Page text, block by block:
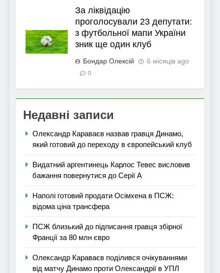
За ліквідацію
проголосували 23 депутати:
з футбольної мапи України
зник ще один клуб
Бондар Олексій 6 місяців ago
0
Недавні записи
Олександр Караваєв назвав гравця Динамо,
який готовий до переходу в європейський клуб
Видатний аргентинець Карлос Тевес висловив
бажання повернутися до Серії А
Наполі готовий продати Осімхена в ПСЖ:
відома ціна трансфера
ПСЖ близький до підписання гравця збірної
Франції за 80 млн євро
Олександр Караваєв поділився очікуваннями
від матчу Динамо проти Олександрії в УПЛ